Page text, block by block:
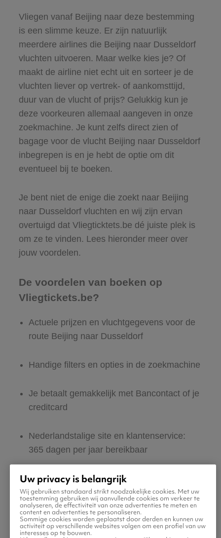
Vliegen vanaf Beijing naar deze bestemming
is een slimme keuze. Er zijn natuurlijk
meerdere airlines die Beijing naar Dusseldorf
vluchten uitvoeren. Maar welke kies je? Of
maakt de airline niet echt uit en sorteer je de
vluchten liever op vertrek- of aankomsttijd,
duur van de vlucht of prijs? Gelukkig kun je
deze voorkeuren allemaal aangeven in onze
zoekmachine. Je kunt zelfs direct zien of
bagage voor de vlucht Beijing naar Dusseldorf
inbegrepen is en je hebt de optie om dit
eventueel bij te boeken.
Je bent niet de enige die zoekt naar Beijing
naar Dusseldorf vluchten en wij zijn ervan
overtuigd dat Vliegticktets.be dé juiste plek is
om ze te vinden. Lees hieronder meer over
jouw voordelen.
De voordelen van boeken op
Vliegtickets.be?
Actuele prijzen en vluchtgegevens voor de
route Beijing naar Dusseldorf
Handige filters en opties in de zoekmachine
Je betaalt gemakkelijk met Bancontact of je
creditcard
Nederlandstalige site en klantenservice:
365 dagen per jaar bereikbaar
Zeker van veilig boeken en betalen
Boek ook direct een hotel of huurauto voor
in Dusseldorf
Uw privacy is belangrijk
Wij gebruiken standaard strikt noodzakelijke cookies. Met uw
toestemming gebruiken wij aanvullende cookies om verkeer te
analyseren, de effectiviteit van onze advertenties te meten en
content en advertenties te personaliseren.
Sommige cookies worden geplaatst door derden en kunnen uw
activiteit op verschillende websites volgen om een profiel van uw
interesses op te bouwen.